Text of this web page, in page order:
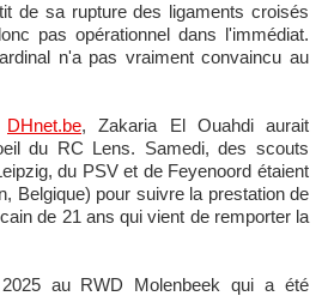
de sa rupture des ligaments croisés
pas opérationnel dans l'immédiat.
n'a pas vraiment convaincu au
DHnet.be, Zakaria El Ouahdi aurait
du RC Lens. Samedi, des scouts
du PSV et de Feyenoord étaient
Belgique) pour suivre la prestation de
de 21 ans qui vient de remporter la
au RWD Molenbeek qui a été